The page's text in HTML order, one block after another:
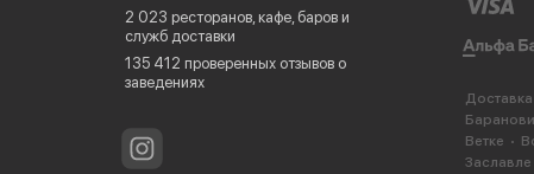
2 023 ресторанов, кафе, баров и
служб доставки
135 412 проверенных отзывов о
заведениях
Ветке
Заславле